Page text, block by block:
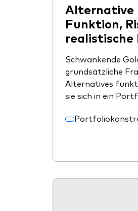
Alternative
Funktion,
Schwankende
grundsätzliche
Alternatives
sie sich in ein